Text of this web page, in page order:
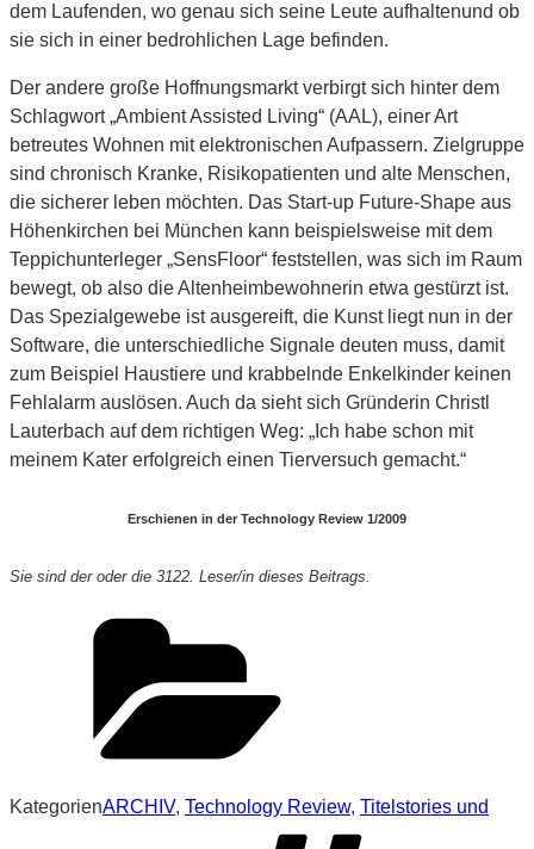
dem Laufenden, wo genau sich seine Leute aufhaltenund ob
sie sich in einer bedrohlichen Lage befinden.
Der andere große Hoffnungsmarkt verbirgt sich hinter dem
Schlagwort „Ambient Assisted Living“ (AAL), einer Art
betreutes Wohnen mit elektronischen Aufpassern. Zielgruppe
sind chronisch Kranke, Risikopatienten und alte Menschen,
die sicherer leben möchten. Das Start-up Future-Shape aus
Höhenkirchen bei München kann beispielsweise mit dem
Teppichunterleger „SensFloor“ feststellen, was sich im Raum
bewegt, ob also die Altenheimbewohnerin etwa gestürzt ist.
Das Spezialgewebe ist ausgereift, die Kunst liegt nun in der
Software, die unterschiedliche Signale deuten muss, damit
zum Beispiel Haustiere und krabbelnde Enkelkinder keinen
Fehlalarm auslösen. Auch da sieht sich Gründerin Christl
Lauterbach auf dem richtigen Weg: „Ich habe schon mit
meinem Kater erfolgreich einen Tierversuch gemacht.“
Erschienen in der Technology Review 1/2009
Sie sind der oder die 3122. Leser/in dieses Beitrags.
KategorienARCHIV, Technology Review, Titelstories und